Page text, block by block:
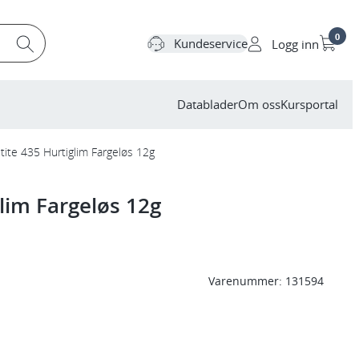
Kundeservice Logg inn 0
DatabladerOm ossKursportal
435 Hurtiglim Fargeløs 12g
Fargeløs 12g
Varenummer: 131594